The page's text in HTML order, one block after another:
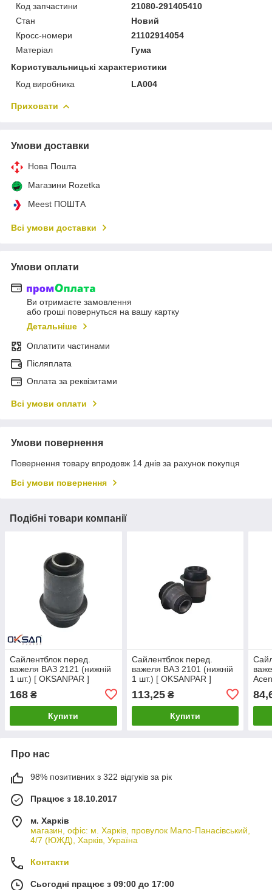
Код запчастини
21080-291405410
Стан
Новий
Кросс-номери
21102914054
Матеріал
Гума
Користувальницькі характеристики
Код виробника
LA004
Приховати
Умови доставки
Нова Пошта
Магазини Rozetka
Meest ПОШТА
Всі умови доставки
Умови оплати
Ви отримаєте замовлення
або гроші повернуться на вашу картку
Детальніше
Оплатити частинами
Післяплата
Оплата за реквізитами
Всі умови оплати
Умови повернення
Повернення товару впродовж 14 днів за рахунок покупця
Всі умови повернення
Подібні товари компанії
Сайлентблок перед.
важеля ВАЗ 2121 (нижній
1 шт.) [ OKSANPAR ]
168 ₴
Купити
Сайлентблок перед.
важеля ВАЗ 2101 (нижній
1 шт.) [ OKSANPAR ]
113,25₴
Купити
Про нас
98% позитивних з 322 відгуків за рік
Працює з 18.10.2017
м. Харків
магазин, офіс: м. Харків, провулок Мало-Панасівський,
4/7 (ЮЖД), Харків, Україна
Контакти
Сьогодні працює з 09:00 до 17:00